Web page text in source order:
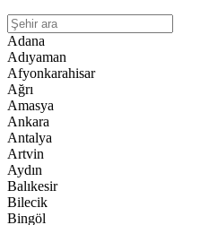
Adana
Adıyaman
Afyonkarahisar
Ağrı
Amasya
Ankara
Antalya
Artvin
Aydın
Balıkesir
Bilecik
Bingöl